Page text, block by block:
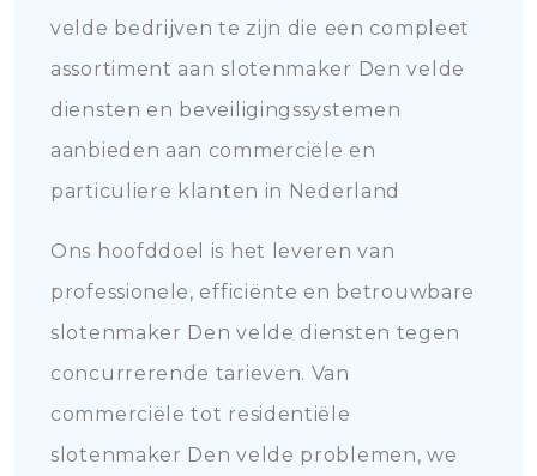
velde bedrijven te zijn die een compleet
assortiment aan slotenmaker Den velde
diensten en beveiligingssystemen
aanbieden aan commerciële en
particuliere klanten in Nederland
Ons hoofddoel is het leveren van
professionele, efficiënte en betrouwbare
slotenmaker Den velde diensten tegen
concurrerende tarieven. Van
commerciële tot residentiële
slotenmaker Den velde problemen, we